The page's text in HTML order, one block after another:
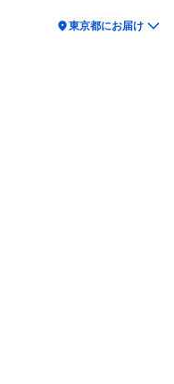
location_on東京都にお届け